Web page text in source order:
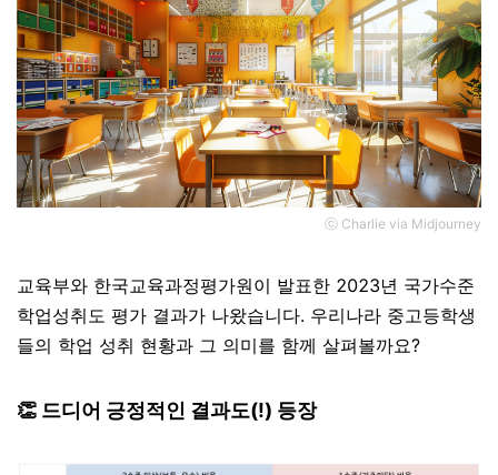
ⓒ Charlie via Midjourney
교육부와 한국교육과정평가원이 발표한 2023년 국가수준
학업성취도 평가 결과가 나왔습니다. 우리나라 중고등학생
들의 학업 성취 현황과 그 의미를 함께 살펴볼까요?
👏 드디어 긍정적인 결과도(!) 등장